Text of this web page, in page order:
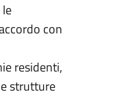
con
residenti,
strutture